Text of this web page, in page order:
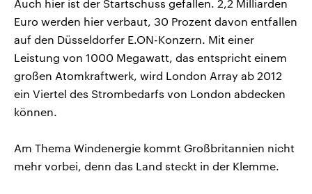
Auch hier ist der Startschuss gefallen. 2,2 Milliarden
Euro werden hier verbaut, 30 Prozent davon entfallen
auf den Düsseldorfer E.ON-Konzern. Mit einer
Leistung von 1000 Megawatt, das entspricht einem
großen Atomkraftwerk, wird London Array ab 2012
ein Viertel des Strombedarfs von London abdecken
können.
Am Thema Windenergie kommt Großbritannien nicht
mehr vorbei, denn das Land steckt in der Klemme.